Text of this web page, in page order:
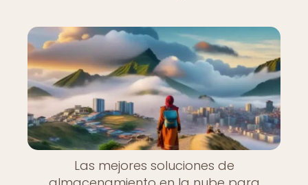
Las mejores soluciones de